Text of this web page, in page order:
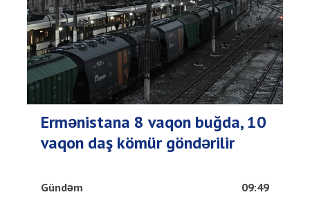
Ermənistana 8 vaqon buğda, 10
vaqon daş kömür göndərilir
Gündəm 09:49